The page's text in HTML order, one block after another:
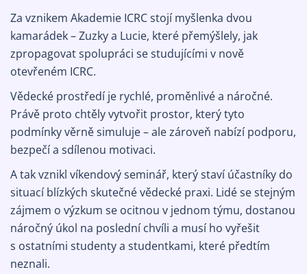
Za vznikem Akademie ICRC stojí myšlenka dvou
kamarádek – Zuzky a Lucie, které přemýšlely, jak
zpropagovat spolupráci se studujícími v nově
otevřeném ICRC.
Vědecké prostředí je rychlé, proměnlivé a náročné.
Právě proto chtěly vytvořit prostor, který tyto
podmínky věrně simuluje – ale zároveň nabízí podporu,
bezpečí a sdílenou motivaci.
A tak vznikl víkendový seminář, který staví účastníky do
situací blízkých skutečné vědecké praxi. Lidé se stejným
zájmem o výzkum se ocitnou v jednom týmu, dostanou
náročný úkol na poslední chvíli a musí ho vyřešit
s ostatními studenty a studentkami, které předtím
neznali.